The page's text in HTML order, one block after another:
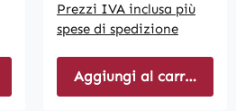
Prezzi IVA inclusa più
spese di spedizione
Aggiungi al carrello